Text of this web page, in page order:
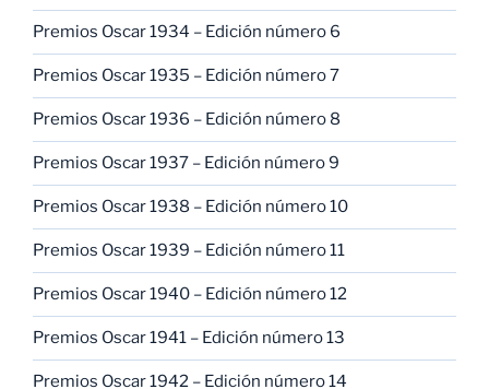
Premios Oscar 1934 – Edición número 6
Premios Oscar 1935 – Edición número 7
Premios Oscar 1936 – Edición número 8
Premios Oscar 1937 – Edición número 9
Premios Oscar 1938 – Edición número 10
Premios Oscar 1939 – Edición número 11
Premios Oscar 1940 – Edición número 12
Premios Oscar 1941 – Edición número 13
Premios Oscar 1942 – Edición número 14